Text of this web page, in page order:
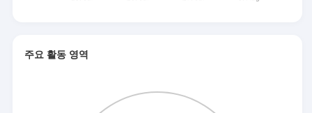
주요 활동 영역